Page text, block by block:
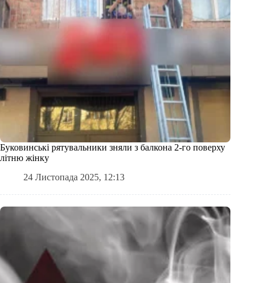
Буковинські рятувальники зняли з балкона 2-го поверху
літню жінку
24 Листопада 2025, 12:13